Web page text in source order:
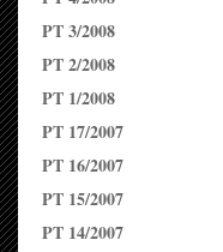
PT 3/2008
PT 2/2008
PT 1/2008
PT 17/2007
PT 16/2007
PT 15/2007
PT 14/2007